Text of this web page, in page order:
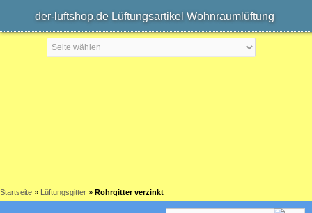
der-luftshop.de Lüftungsartikel Wohnraumlüftung
Startseite » Lüftungsgitter » Rohrgitter verzinkt